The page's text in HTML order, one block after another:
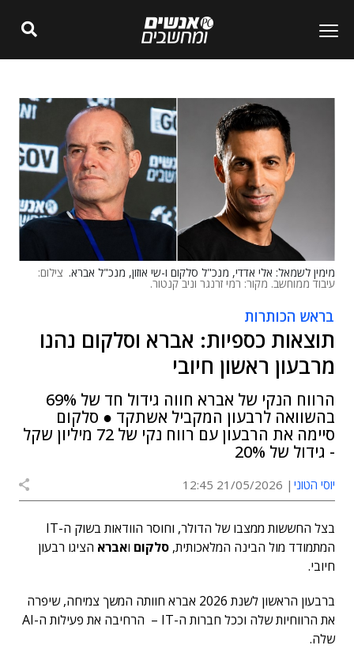
מימין לשמאל: אלי אדדי, מנכ"ל סלקום ו-שי אוזון, מנכ"ל אברא. צילום:
עיבוד ממוחשב. מקור: רמי זרנגר וניב קנטור.
בראש הכותרות
תוצאות כספיות: אברא וסלקום נהנו
מרבעון ראשון חיובי
הרווח הנקי של אברא חווה גידול חד של 69%
בהשוואה לרבעון המקביל אשתקד ● סלקום
סיימה את הרבעון עם רווח נקי של 72 מיליון שקל
- גידול של 20%
יוסי הטוני 21/05/2026 12:45
בצל החששות ממצבו של הדולר, וחוסר הוודאות בשוק ה-IT
המתמודד מול הבינה המלאכותית, סלקום ואברא הציגו רבעון
חיובי.
ברבעון הראשון לשנת 2026 אברא חוותה המשך צמיחה, שיפרה
את הרווחיות שלה וככל חברות ה-IT – הרחיבה את פעילות ה-AI
שלה.